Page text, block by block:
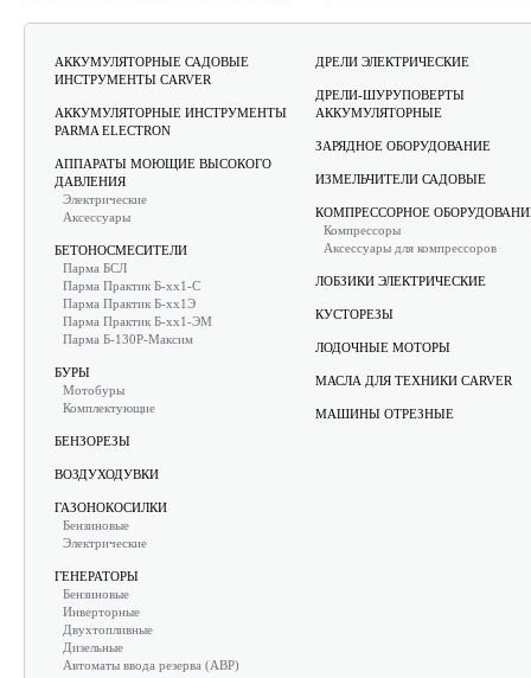
АККУМУЛЯТОРНЫЕ САДОВЫЕ
ИНСТРУМЕНТЫ CARVER
АККУМУЛЯТОРНЫЕ ИНСТРУМЕНТЫ
PARMA ELECTRON
АППАРАТЫ МОЮЩИЕ ВЫСОКОГО
ДАВЛЕНИЯ
Электрические
Аксессуары
БЕТОНОСМЕСИТЕЛИ
Парма БСЛ
Парма Практик Б-хх1-С
Парма Практик Б-хх1Э
Парма Практик Б-хх1-ЭМ
Парма Б-130Р-Максим
БУРЫ
Мотобуры
Комплектующие
БЕНЗОРЕЗЫ
ВОЗДУХОДУВКИ
ГАЗОНОКОСИЛКИ
Бензиновые
Электрические
ГЕНЕРАТОРЫ
Бензиновые
Инверторные
Двухтопливные
Дизельные
Автоматы ввода резерва (АВР)
ДРЕЛИ ЭЛЕКТРИЧЕСКИЕ
ДРЕЛИ-ШУРУПОВЕРТЫ
АККУМУЛЯТОРНЫЕ
ЗАРЯДНОЕ ОБОРУДОВАНИЕ
ИЗМЕЛЬЧИТЕЛИ САДОВЫЕ
КОМПРЕССОРНОЕ
Компрессоры
Аксессуары для компрессоров
ЛОБЗИКИ ЭЛЕКТРИЧЕСКИЕ
КУСТОРЕЗЫ
ЛОДОЧНЫЕ МОТОРЫ
МАСЛА ДЛЯ ТЕХНИКИ CARVER
МАШИНЫ ОТРЕЗНЫЕ